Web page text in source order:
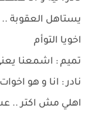
يستاهل العقوبة ..
اخويا التوأم
تميم : اشمعنا
نادر : انا و هو
اهلي مش اكتر ..